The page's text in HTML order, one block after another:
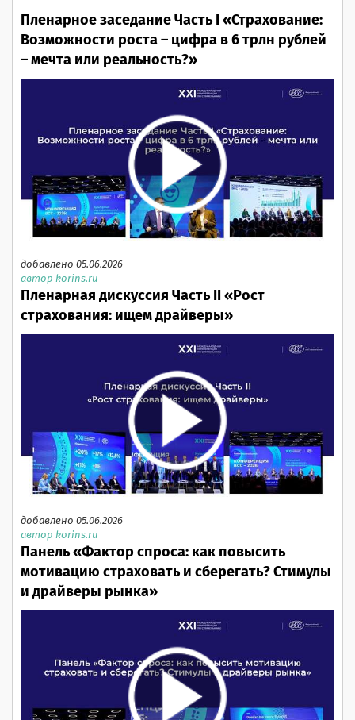
Пленарное заседание Часть I «Страхование:
Возможности роста – цифра в 6 трлн рублей
– мечта или реальность?»
добавлено 05.06.2026
автор korins.ru
Пленарная дискуссия Часть II «Рост
страхования: ищем драйверы»
добавлено 05.06.2026
автор korins.ru
Панель «Фактор спроса: как повысить
мотивацию страховать и сберегать? Стимулы
и драйверы рынка»